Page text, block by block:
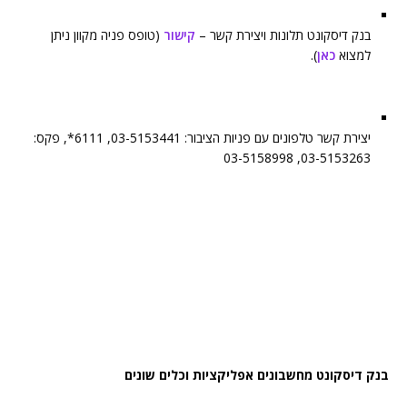
בנק דיסקונט תלונות ויצירת קשר – קישור (טופס פניה מקוון ניתן
למצוא כאן).
יצירת קשר טלפונים עם פניות הציבור: 03-5153441, 6111*, פקס:
03-5153263, 03-5158998
בנק דיסקונט מחשבונים אפליקציות וכלים שונים